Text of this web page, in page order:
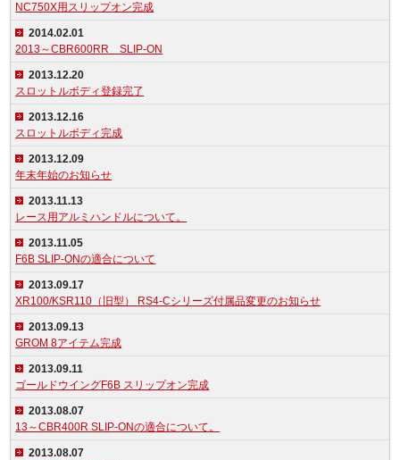
NC750X用スリップオン完成
2014.02.01
2013～CBR600RR SLIP-ON
2013.12.20
スロットルボディ登録完了
2013.12.16
スロットルボディ完成
2013.12.09
年末年始のお知らせ
2013.11.13
レース用アルミハンドルについて。
2013.11.05
F6B SLIP-ONの適合について
2013.09.17
XR100/KSR110（旧型） RS4-Cシリーズ付属品変更のお知らせ
2013.09.13
GROM 8アイテム完成
2013.09.11
ゴールドウイングF6B スリップオン完成
2013.08.07
13～CBR400R SLIP-ONの適合について。
2013.08.07